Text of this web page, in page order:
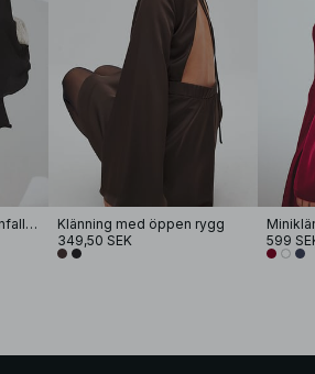
Miniklänning med vattenfall rygg i crinkle satin
Klänning med öppen rygg
349,50 SEK
599